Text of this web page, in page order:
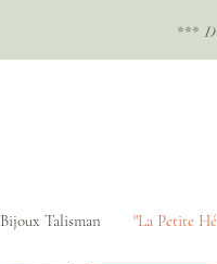
***
Bijoux Talisman "La Petite